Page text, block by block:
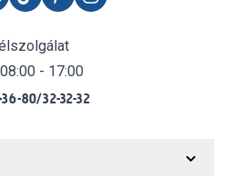
- 17:00
80/32-32-32